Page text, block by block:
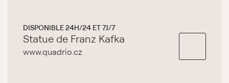
DISPONIBLE 24H/24 ET 7J/7
Statue de Franz Kafka
www.quadrio.cz